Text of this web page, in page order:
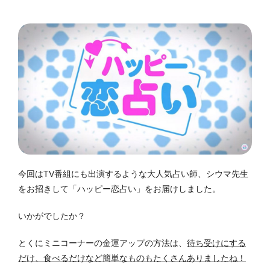
今回はTV番組にも出演するような大人気占い師、シウマ先生
をお招きして「ハッピー恋占い」をお届けしました。
いかがでしたか？
とくにミニコーナーの金運アップの方法は、 待ち受けにする
だけ、食べるだけなど簡単なものもたくさんありましたね！